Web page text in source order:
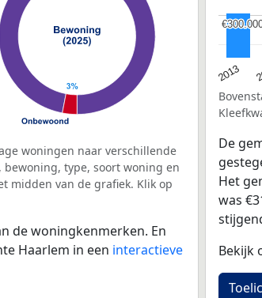
woningen naar verschillende
type, soort woning en
midden van de grafiek. Klik op
de woningkenmerken. En
Haarlem in een interactieve
2013
De
Het
was
Bekijk